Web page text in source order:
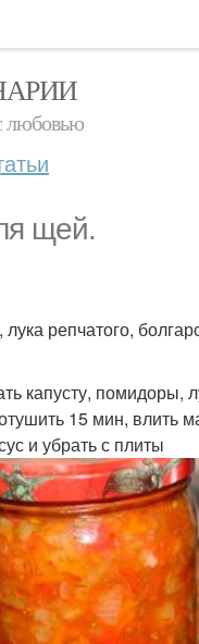
любовью
щей.
репчатого,
капусту, помидоры,
15 мин, влить
и убрать с плиты